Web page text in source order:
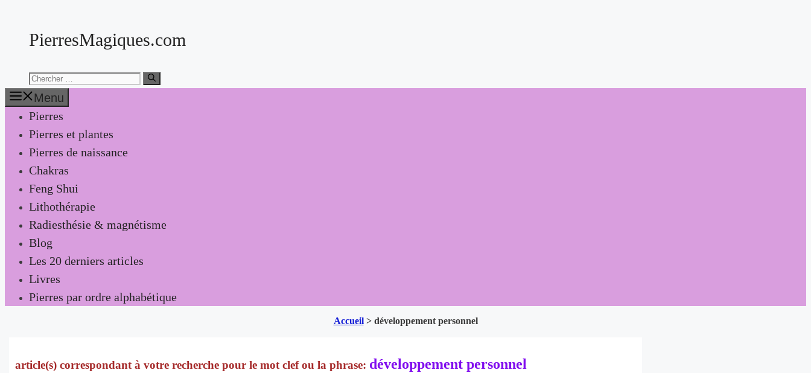
contenuPierresMagiques.com
Chercher:
Menu
Pierres
Pierres et plantes
Pierres de naissance
Chakras
Feng Shui
Lithothérapie
Radiesthésie & magnétisme
Blog
Les 20 derniers articles
Livres
Pierres par ordre alphabétique
Accueil> développement personnel
développement personnel